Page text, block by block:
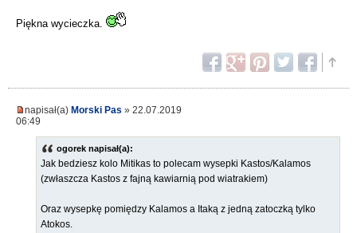
Piękna wycieczka.
napisał(a) Morski Pas » 22.07.2019
06:49
ogorek napisał(a):
Jak bedziesz kolo Mitikas to polecam wysepki Kastos/Kalamos
(zwłaszcza Kastos z fajną kawiarnią pod wiatrakiem)
Oraz wysepkę pomiędzy Kalamos a Itaką z jedną zatoczką tylko
Atokos.